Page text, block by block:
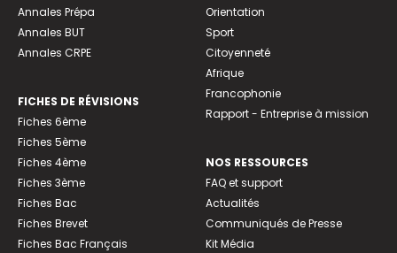
Annales Prépa
Annales BUT
Annales CRPE
FICHES DE RÉVISIONS
Fiches 6ème
Fiches 5ème
Fiches 4ème
Fiches 3ème
Fiches Bac
Fiches Brevet
Fiches Bac Français
Orientation
Sport
Citoyenneté
Afrique
Francophonie
Rapport - Entreprise à mission
NOS RESSOURCES
FAQ et support
Actualités
Communiqués de Presse
Kit Média